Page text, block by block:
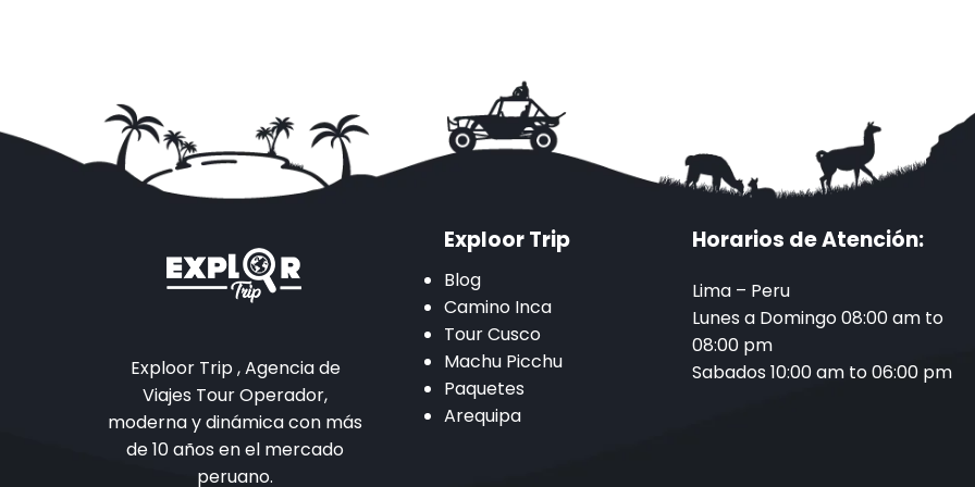
Exploor Trip , Agencia de
Viajes Tour Operador,
moderna y dinámica con más
de 10 años en el mercado
peruano.
Exploor Trip
Blog
Camino Inca
Tour Cusco
Machu Picchu
Paquetes
Arequipa
Horarios de Atención:
Lima – Peru
Lunes a Domingo 08:00 am to
08:00 pm
Sabados 10:00 am to 06:00 pm